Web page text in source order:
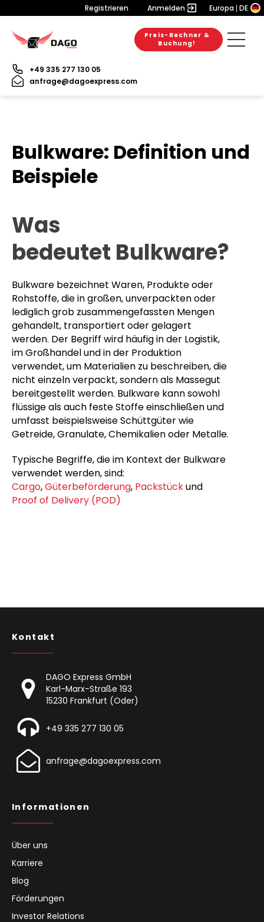
Registrieren Anmelden Europa DE
Preis-Rechner &
Buchung!
+49 335 277 130 05
anfrage@dagoexpress.com
Bulkware: Definition und
Beispiele
Was
bedeutet Bulkware?
Bulkware bezeichnet Waren, Produkte oder
Rohstoffe, die in großen, unverpackten oder
lediglich grob zusammengefassten Mengen
gehandelt, transportiert oder gelagert
werden. Der Begriff wird häufig in der Logistik,
im Großhandel und in der Produktion
verwendet, um Materialien zu beschreiben, die
nicht einzeln verpackt, sondern als Massegut
bereitgestellt werden. Bulkware kann sowohl
flüssige als auch feste Stoffe einschließen und
umfasst beispielsweise Schüttgüter wie
Getreide, Granulate, Chemikalien oder Metalle.
Typische Begriffe, die im Kontext der Bulkware
verwendet werden, sind:
Cargo,Güterbeförderung, Packstückund
Proof of Delivery (POD)
Kontakt
DAGO Express GmbH
Karl-Marx-Straße 193
15230 Frankfurt (Oder)
+49 335 277 130 05
anfrage@dagoexpress.com
Informationen
Über uns
Karriere
Blog
Förderungen
Investor Relations